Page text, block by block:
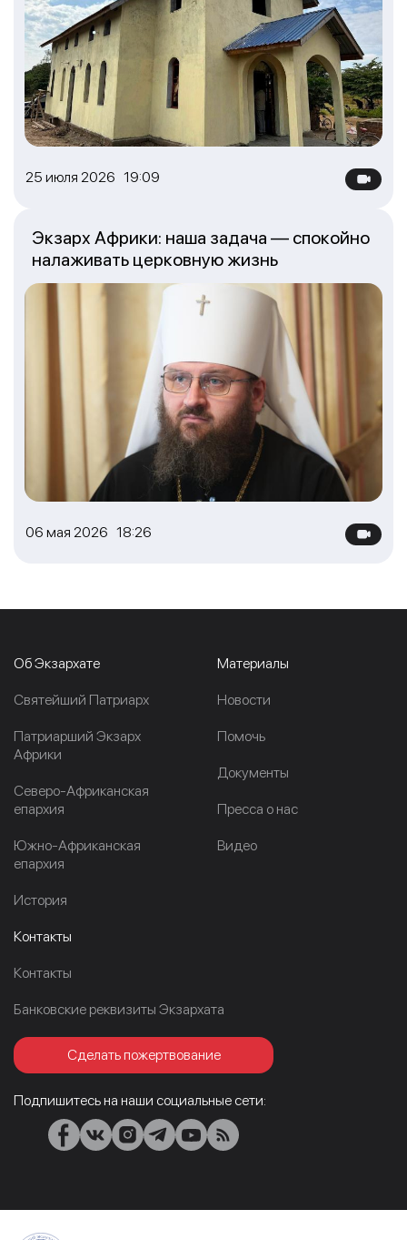
25 июля 2026 19:09
06 мая 2026 18:26
Экзарх Африки: наша задача — спокойно
налаживать церковную жизнь
Об Экзархате
Cвятейший Патриарх
Патриарший Экзарх
Африки
Северо-Африканская
епархия
Южно-Африканская
епархия
История
Материалы
Новости
Помочь
Документы
Пресса о нас
Видео
Контакты
Контакты
Банковские реквизиты Экзархата
Сделать пожертвование
Подпишитесь на наши социальные сети: